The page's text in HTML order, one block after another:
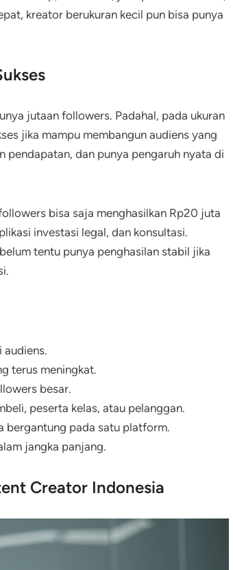
kreator berukuran kecil pun bisa punya
jutaan followers. Padahal, pada ukuran
jika mampu membangun audiens yang
pendapatan, dan punya pengaruh nyata di
bisa saja menghasilkan Rp20 juta
investasi legal, dan konsultasi.
tentu punya penghasilan stabil jika
audiens.
terus meningkat.
besar.
peserta kelas, atau pelanggan.
bergantung pada satu platform.
jangka panjang.
Creator Indonesia